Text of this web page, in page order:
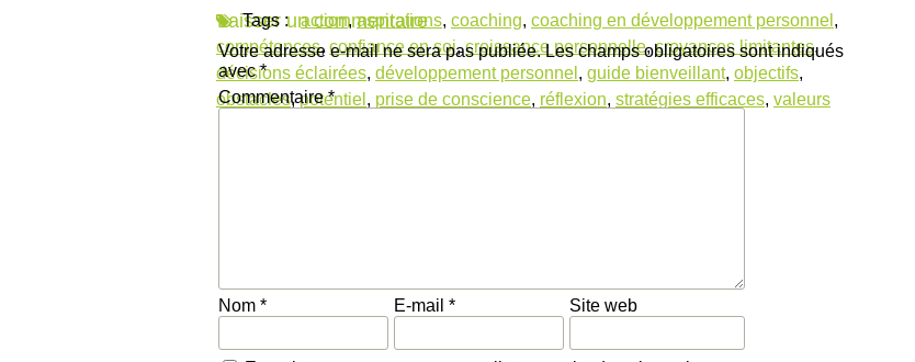
Tags : action,aspirations, coaching, coaching en développement personnel ,
compétences, confiance en soi,croissance personnelle,croyances limitantes,
décisions éclairées, développement personnel , guide bienveillant, objectifs,
obstacles,potentiel , prise de conscience, réflexion, stratégies efficaces, valeurs
Laisser un commentaire
Votre adresse e-mail ne sera pas publiée. Les champs obligatoires sont indiqués
avec*
Commentaire*
Nom * E-mail * Site web